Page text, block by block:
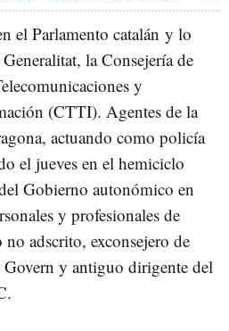
el Parlamento catalán y lo
la Consejería de
y
(CTTI). Agentes de la
actuando como policía
el jueves en el hemiciclo
Gobierno autonómico en
y profesionales de
adscrito, exconsejero de
Govern y antiguo dirigente del